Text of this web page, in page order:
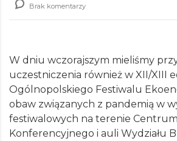
Brak komentarzy
W dniu wczorajszym mieliśmy
uczestniczenia również w XII/XIII
Ogólnopolskiego Festiwalu
obaw związanych z pandemią w
festiwalowych na terenie Centrum
Konferencyjnego i auli Wydziału